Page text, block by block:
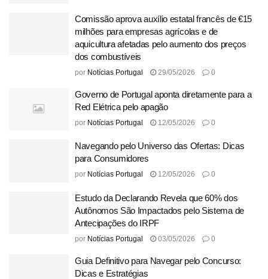
Comissão aprova auxílio estatal francês de €15
milhões para empresas agrícolas e de
aquicultura afetadas pelo aumento dos preços
dos combustíveis
por Notícias Portugal 29/05/2026 0
Governo de Portugal aponta diretamente para a
Red Elétrica pelo apagão
por Notícias Portugal 12/05/2026 0
Navegando pelo Universo das Ofertas: Dicas
para Consumidores
por Notícias Portugal 12/05/2026 0
Estudo da Declarando Revela que 60% dos
Autônomos São Impactados pelo Sistema de
Antecipações do IRPF
por Notícias Portugal 03/05/2026 0
Guia Definitivo para Navegar pelo Concurso:
Dicas e Estratégias